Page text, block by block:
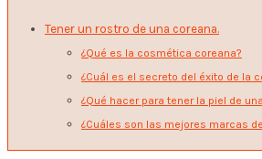
Tener un rostro de una coreana.
¿Qué es la cosmética coreana?
¿Cuál es el secreto del éxito de la
¿Qué hacer para tener la piel de
¿Cuáles son las mejores marcas